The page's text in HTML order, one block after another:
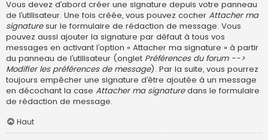
Vous devez d’abord créer une signature depuis votre panneau
de l’utilisateur. Une fois créée, vous pouvez cocher Attacher ma
signaturesur le formulaire de rédaction de message. Vous
pouvez aussi ajouter la signature par défaut à tous vos
messages en activant l’option « Attacher ma signature » à partir
du panneau de l’utilisateur (onglet Préférences du forum -->
Modifier les préférences de message). Par la suite, vous pourrez
toujours empêcher une signature d’être ajoutée à un message
en décochant la case Attacher ma signaturedans le formulaire
de rédaction de message.
Haut